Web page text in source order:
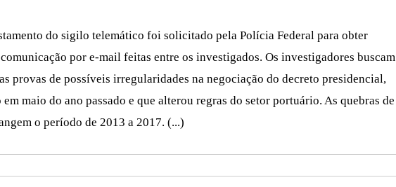
do sigilo telemático foi solicitado pela Polícia Federal para obter
comunicação por e-mail feitas entre os investigados. Os investigadores buscam
provas de possíveis irregularidades na negociação do decreto presidencial,
maio do ano passado e que alterou regras do setor portuário. As quebras de
o período de 2013 a 2017. (...)